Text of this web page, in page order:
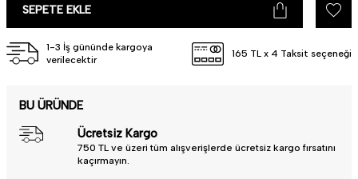
SEPETE EKLE
1-3 İş gününde kargoya
verilecektir
165 TL x 4 Taksit seçeneği
BU ÜRÜNDE
Ücretsiz Kargo
750 TL ve üzeri tüm alışverişlerde ücretsiz kargo fırsatını
kaçırmayın.